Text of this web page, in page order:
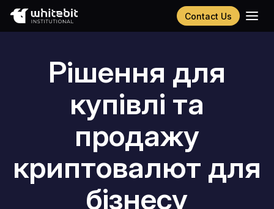
Contact Us
Chinese (Simplified)
Рішення для
купівлі та
продажу
криптовалют для
бізнесу